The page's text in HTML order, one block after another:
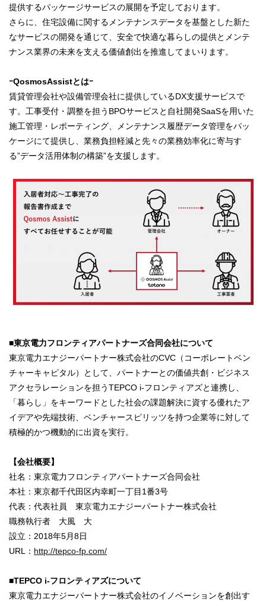
提供するパッケージサービスの展開を予定しております。
さらに、住宅設備に関するメンテナンスデータを基盤とした新た
なサービスの開発を通じて、安全で快適な暮らしの提供とメンテ
ナンス業界の未来を支える価値創出を推進してまいります。
ｰQosmosAssistとはｰ
賃貸管理会社や設備管理会社に提供しているDX支援サービスで
す。工事受付・調整を担うBPOサービスと自社開発SaaSを用いた
施工管理・レポーティング、メンテナンス履歴データ管理をパッ
ケージにて提供し、業務負担軽減と先々の業務効率化に寄与す
る”データ活用体制の構築”を支援します。
■東京電力フロンティアパートナーズ合同会社について
東京電力エナジーパートナー株式会社のCVC（コーポレートベン
チャーキャピタル）として、パートナーとの価値共創・ビジネス
アクセラレーションを担うTEPCO i-フロンティアズと連携し、
「暮らし」をキーワードとした社会の課題解決に資する優れたア
イデアや先端技術、ベンチャースピリッツを持つ企業等に対して
積極的かつ機動的に出資を実行。
【会社概要】
社名：東京電力フロンティアパートナーズ合同会社
本社：東京都千代田区内幸町一丁目1番3号
代表：代表社員 東京電力エナジーパートナー株式会社
職務執行者 大風 大
設立：2018年5月8日
URL： http://tepco-fp.com/
■TEPCO i-フロンティアズについて
東京電力エナジーパートナー株式会社のイノベーションを創出す